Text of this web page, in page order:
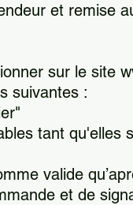
et remise
sur le site
suivantes :
tant
valide
et de